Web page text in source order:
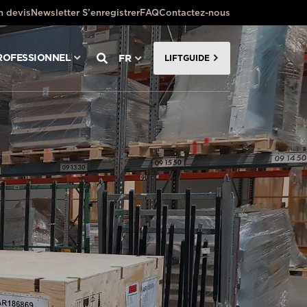
devis Newsletter S’enregistrerFAQContactez-nous
FR LIFTGUIDE